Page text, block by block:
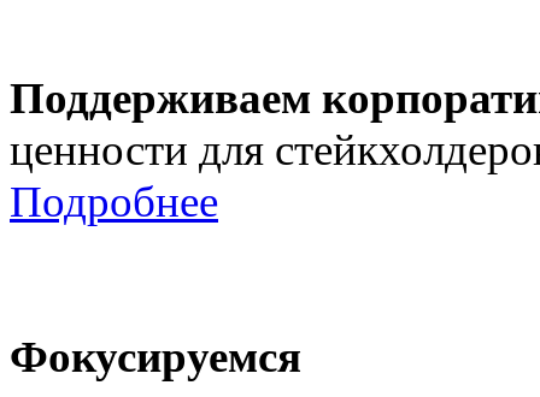
Поддерживаем
ценности для
Подробнее
Фокусируемся